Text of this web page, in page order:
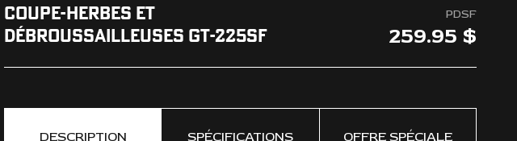
COUPE-HERBES ET
DÉBROUSSAILLEUSES GT-225SF
PDSF
259.95
DESCRIPTION SPÉCIFICATIONS OFFRE SPÉCIALE